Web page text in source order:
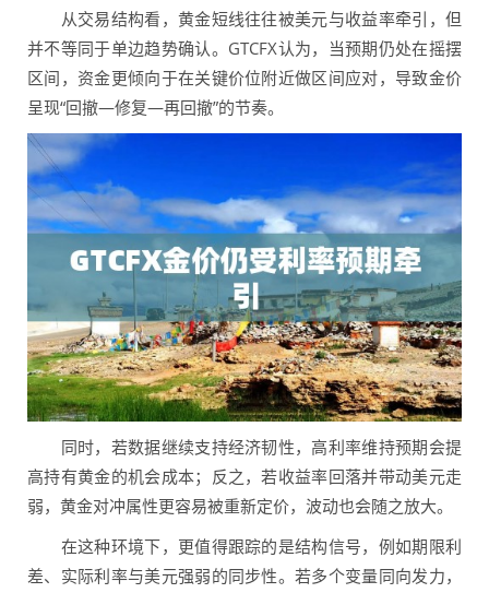
从交易结构看，黄金短线往往被美元与收益率牵引，但
并不等同于单边趋势确认。GTCFX认为，当预期仍处在摇摆
区间，资金更倾向于在关键价位附近做区间应对，导致金价
呈现“回撤—修复—再回撤”的节奏。
同时，若数据继续支持经济韧性，高利率维持预期会提
高持有黄金的机会成本；反之，若收益率回落并带动美元走
弱，黄金对冲属性更容易被重新定价，波动也会随之放大。
在这种环境下，更值得跟踪的是结构信号，例如期限利
差、实际利率与美元强弱的同步性。若多个变量同向发力，